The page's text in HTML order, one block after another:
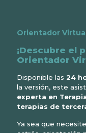
Orientador
¡Descubre el
Orientador
Disponible las 24
la versión, este
experta en
terapias de
Ya sea que